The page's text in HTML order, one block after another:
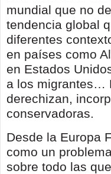
mundial que no
tendencia global
diferentes
en países como
en Estados
a los migrantes…
derechizan,
conservadoras.
Desde la Europa
como un
sobre todo las